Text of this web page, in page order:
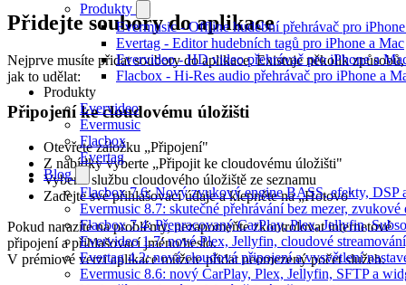
Produkty
Evermusic - Offline hudební přehrávač pro
Evertag - Editor hudebních tagů pro iPhone a Mac
Evervideo - HD video přehrávač pro iPhone a
Flacbox - Hi-Res audio přehrávač pro iPhone a
Produkty
Evervideo
Evermusic
Flacbox
Evertag
Blog
Flacbox 7.6: Nový zvukový engine BASS, efekty, DSP
Evermusic 8.7: skutečné přehrávání bez mezer,
Flacbox 7.4: Přepracovaný CarPlay, Plex, Jellyfin,
Evervideo 1.7: nové Plex, Jellyfin, cloudové
Evertag 4.2: nová cloudová připojení a vysvětlení
Evermusic 8.6: nový CarPlay, Plex, Jellyfin, SFTP a
Přidejte soubory do aplikace
Nejprve musíte přidat soubory do aplikace. Existuje několik způsobů,
jak to udělat:
Připojení ke cloudovému úložišti
Otevřete záložku „Připojení"
Z nabídky vyberte „Připojit ke cloudovému úložišti"
Vyberte službu cloudového úložiště ze seznamu
Zadejte své přihlašovací údaje a klepněte na „Hotovo"
Pokud narazíte na problémy, nezapomeňte zkontrolovat internetové
připojení a přihlašovací jméno/heslo.
V prémiové verzi aplikace můžete přidat neomezený počet služeb.